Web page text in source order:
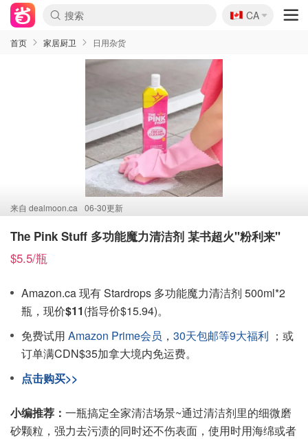
🇨🇦
CA
首页 家居厨卫 日用杂货
来自 dealmoon.ca 06-30更新
The Pink Stuff 多功能魔力清洁剂 某书超火"粉利来"
$5.5/瓶
Amazon.ca 现有 Stardrops 多功能魔力清洁剂 500ml*2
瓶，现价$11(指导价$15.94)。
免费试用 Amazon Prime会员 ， 30天包邮等9大福利 ；或
订单满CDN$35加拿大境内免运费。
点击购买>>
小编推荐： 一瓶搞定全家清洁场景~通过清洁剂里的细微磨
砂颗粒，强力去污渍的同时还不伤表面，使用时用海绵或者